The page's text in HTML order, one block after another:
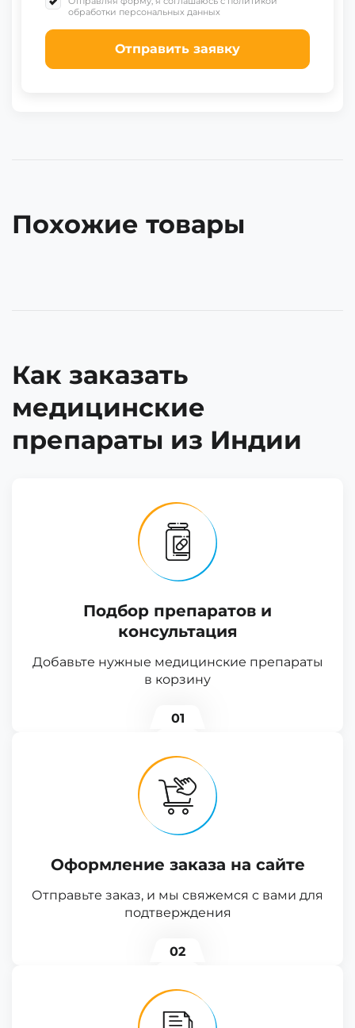
обработки персональных данных
Отправить заявку
Похожие товары
Как заказать
медицинские
препараты из Индии
Подбор препаратов и
консультация
Добавьте нужные медицинские препараты
в корзину
01
Оформление заказа на сайте
Отправьте заказ, и мы свяжемся с вами для
подтверждения
02